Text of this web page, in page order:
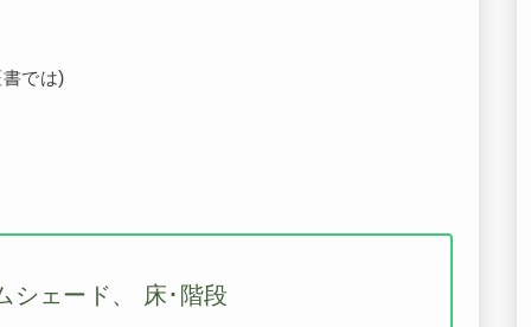
では)
ェード、 床･階段